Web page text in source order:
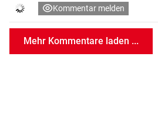
Kommentar melden
Mehr Kommentare laden ...